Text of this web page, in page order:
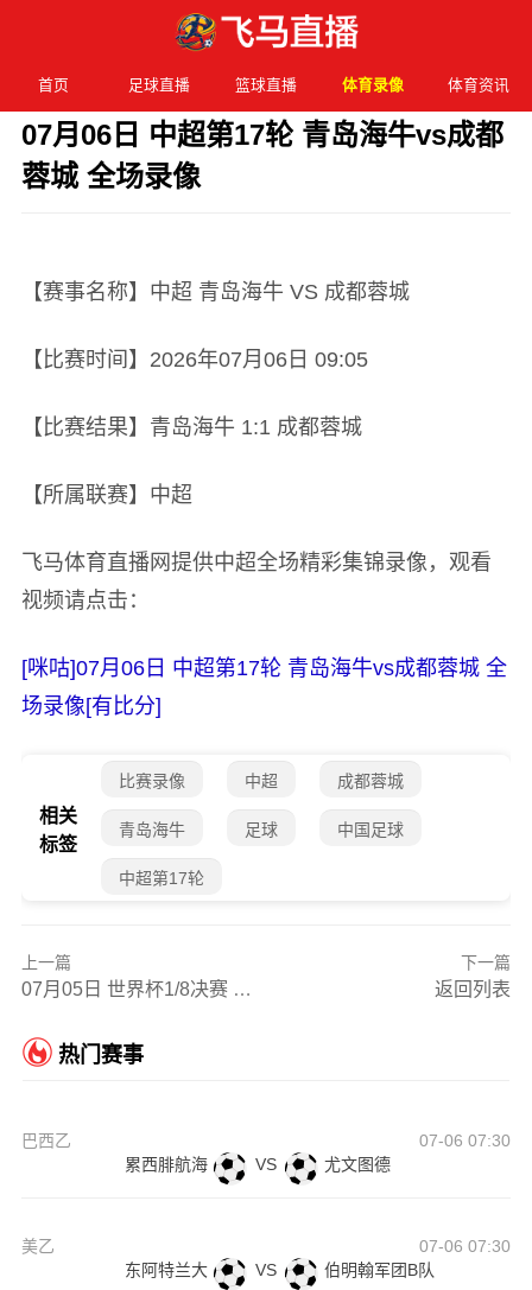
首页 足球直播 篮球直播 体育录像 体育资讯
07月06日 中超第17轮 青岛海牛vs成都
蓉城 全场录像
【赛事名称】中超 青岛海牛 VS 成都蓉城
【比赛时间】2026年07月06日 09:05
【比赛结果】青岛海牛 1:1 成都蓉城
【所属联赛】中超
飞马体育直播网提供中超全场精彩集锦录像，观看
视频请点击：
[咪咕]07月06日 中超第17轮 青岛海牛vs成都蓉城 全
场录像[有比分]
相关
标签
比赛录像 中超 成都蓉城
青岛海牛 足球 中国足球
中超第17轮
上一篇
07月05日 世界杯1/8决赛 加拿大vs摩洛哥 全场录像
下一篇
返回列表
热门赛事
巴西乙
07-06 07:30
累西腓航海
VS 尤文图德
美乙
07-06 07:30
东阿特兰大
VS 伯明翰军团B队